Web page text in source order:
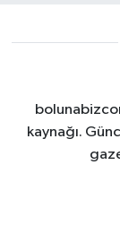
kaynağı.